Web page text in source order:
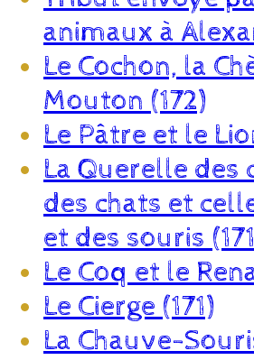
animaux à
Le Cochon, la
Mouton (172)
Le Pâtre et le
La Querelle des
des chats et
et des souris
Le Coq et le
Le Cierge (171)
La Chauve-